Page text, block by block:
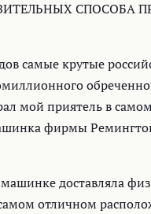
СПОСОБА
самые крутые
мой приятель в
фирмы
доставляла
отличном